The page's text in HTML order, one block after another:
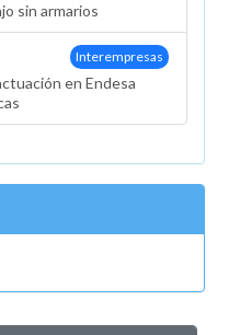
sin armarios
Interempresas
en Endesa